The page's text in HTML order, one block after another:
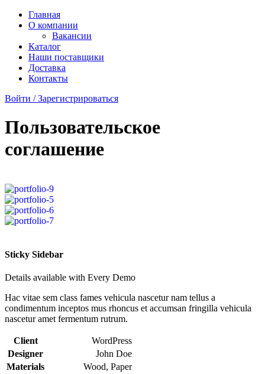
Главная
О компании
Вакансии
Каталог
Наши поставщики
Доставка
Контакты
Войти / Зарегистрироваться
Пользовательское
соглашение
Sticky Sidebar
Details available with Every Demo
Hac vitae sem class fames vehicula nascetur nam tellus a
condimentum inceptos mus rhoncus et accumsan fringilla vehicula
nascetur amet fermentum rutrum.
Client
WordPress
Designer
John Doe
Materials
Wood, Paper